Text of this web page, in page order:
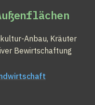
Anbau, Kräuter
Bewirtschaftung